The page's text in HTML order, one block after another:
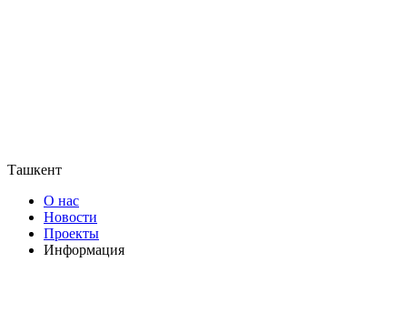
Ташкент
О нас
Новости
Проекты
Информация